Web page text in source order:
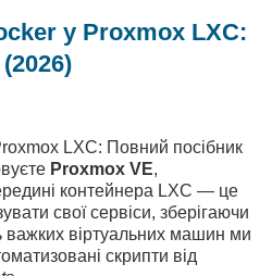
у Proxmox LXC:
LXC: Повний посібник
Proxmox VE,
контейнера LXC — це
свої сервіси, зберігаючи
важких віртуальних машин ми
скрипти від